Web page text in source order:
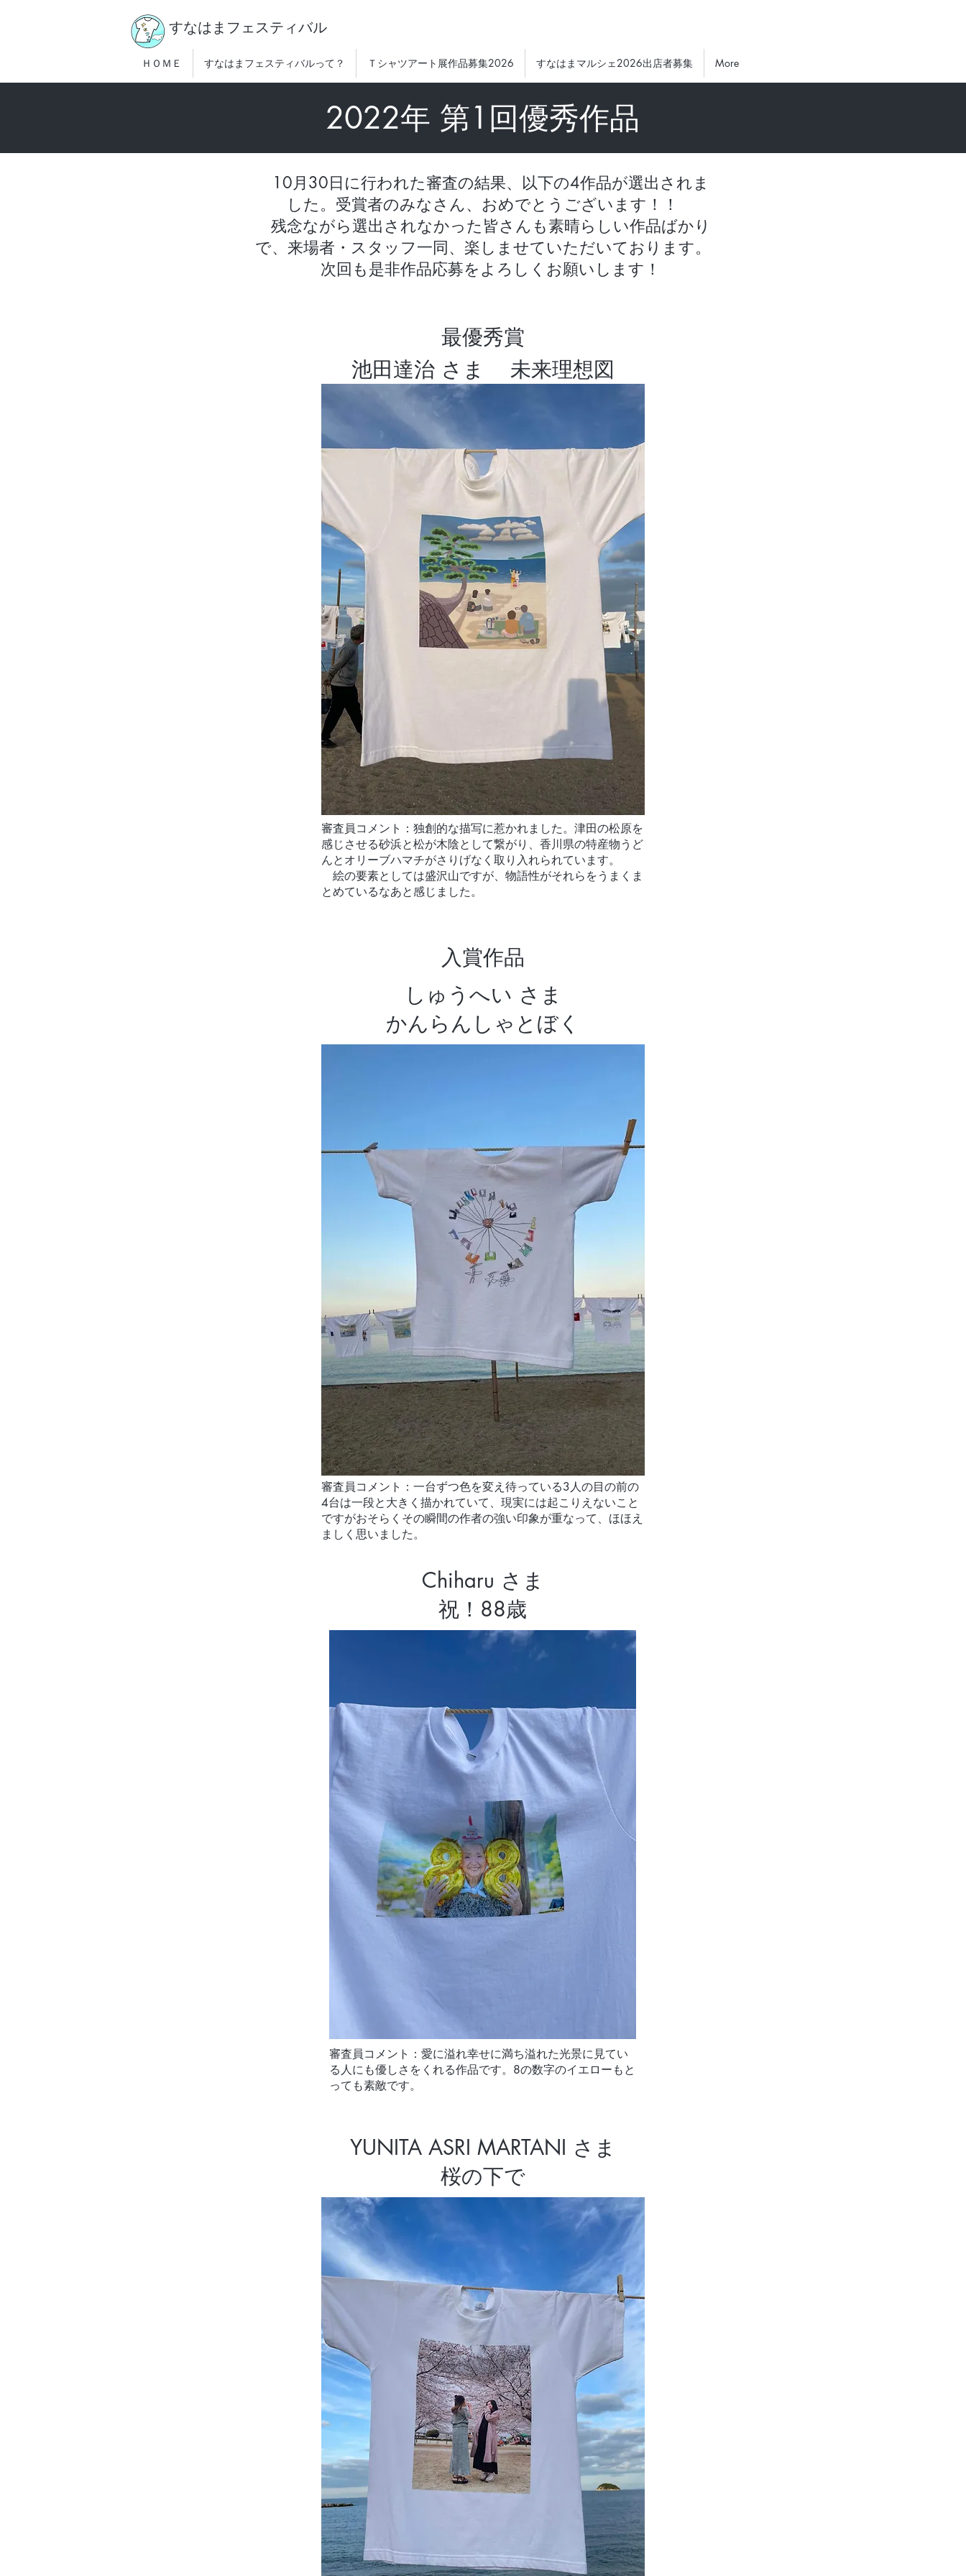
すなはまフェスティバル
ＨＯＭＥ すなはまフェスティバルって？ Ｔシャツアート展作品募集2026 すなはまマルシェ2026出店者募集 More
2022年 第1回優秀作品
10月30日に行われた審査の結果、以下の4作品が選出されま
した。受賞者のみなさん、おめでとうございます！！
残念ながら選出されなかった皆さんも素晴らしい作品ばかり
で、来場者・スタッフ一同、楽しませていただいております。
​次回も是非作品応募をよろしくお願いします！
最優秀賞
池田達治 さま 未来理想図
審査員コメント：独創的な描写に惹かれました。津田の松原を
感じさせる砂浜と松が木陰として繋がり、香川県の特産物うど
んとオリーブハマチがさりげなく取り入れられています。
​ 絵の要素としては盛沢山ですが、物語性がそれらをうまくま
とめているなあと感じました。
入賞作品
しゅうへい さま
かんらんしゃとぼく
審査員コメント：一台ずつ色を変え待っている3人の目の前の
4台は一段と大きく描かれていて、現実には起こりえないこと
ですがおそらくその瞬間の作者の強い印象が重なって、ほほえ
ましく思いました。
Chiharu さま
祝！88歳
審査員コメント：愛に溢れ幸せに満ち溢れた光景に見てい
る人にも優しさをくれる作品です。8の数字のイエローもと
っても素敵です。
YUNITA ASRI MARTANI さま
桜の下で